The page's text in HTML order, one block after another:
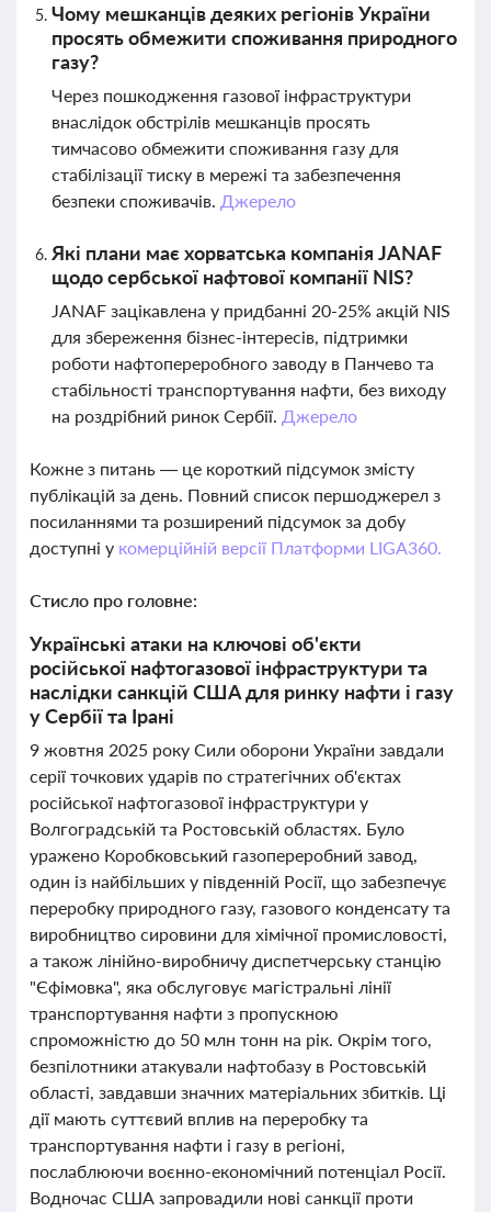
Чому мешканців деяких регіонів України
просять обмежити споживання природного
газу?
Через пошкодження газової інфраструктури
внаслідок обстрілів мешканців просять
тимчасово обмежити споживання газу для
стабілізації тиску в мережі та забезпечення
безпеки споживачів. Джерело
Які плани має хорватська компанія JANAF
щодо сербської нафтової компанії NIS?
JANAF зацікавлена у придбанні 20-25% акцій NIS
для збереження бізнес-інтересів, підтримки
роботи нафтопереробного заводу в Панчево та
стабільності транспортування нафти, без виходу
на роздрібний ринок Сербії. Джерело
Кожне з питань — це короткий підсумок змісту
публікацій за день. Повний список першоджерел з
посиланнями та розширений підсумок за добу
доступні у комерційній версії Платформи LIGA360.
Стисло про головне:
Українські атаки на ключові об'єкти
російської нафтогазової інфраструктури та
наслідки санкцій США для ринку нафти і газу
у Сербії та Ірані
9 жовтня 2025 року Сили оборони України завдали
серії точкових ударів по стратегічних об'єктах
російської нафтогазової інфраструктури у
Волгоградській та Ростовській областях. Було
уражено Коробковський газопереробний завод,
один із найбільших у південній Росії, що забезпечує
переробку природного газу, газового конденсату та
виробництво сировини для хімічної промисловості,
а також лінійно-виробничу диспетчерську станцію
"Єфімовка", яка обслуговує магістральні лінії
транспортування нафти з пропускною
спроможністю до 50 млн тонн на рік. Окрім того,
безпілотники атакували нафтобазу в Ростовській
області, завдавши значних матеріальних збитків. Ці
дії мають суттєвий вплив на переробку та
транспортування нафти і газу в регіоні,
послаблюючи воєнно-економічний потенціал Росії.
Водночас США запровадили нові санкції проти